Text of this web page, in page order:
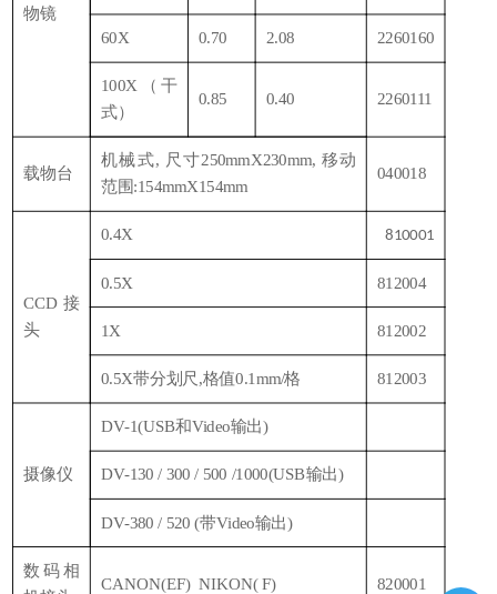
物镜
60X 0.70 2.08 2260160
100X（干
式）
0.85 0.40 2260111
载物台
机械式, 尺寸250mmX230mm, 移动
范围:154mmX154mm
040018
CCD接
头
0.4X 810001
0.5X 812004
1X 812002
0.5X带分划尺,格值0.1mm/格 812003
摄像仪
DV-1(USB和Video输出)
DV-130 / 300 / 500 /1000(USB输出)
DV-380 / 520 (带Video输出)
数码相
CANON(EF) NIKON( F) 820001